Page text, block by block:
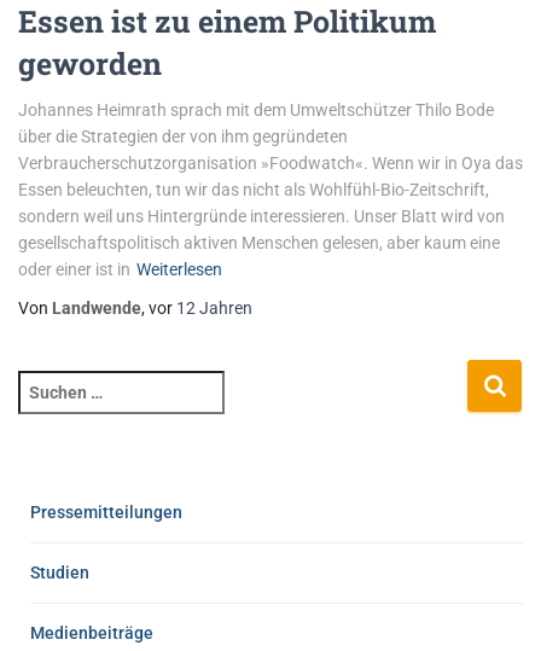
Essen ist zu einem Politikum
geworden
Johannes Heimrath sprach mit dem ­Umweltschützer Thilo Bode
über die ­Strategien der von ihm gegründeten
Verbraucherschutzorganisation »Foodwatch«. Wenn wir in Oya das
Essen beleuchten, tun wir das nicht als Wohlfühl-Bio-Zeitschrift,
sondern weil uns Hintergründe interessieren. Unser Blatt wird von
gesellschafts­politisch aktiven Menschen gelesen, aber kaum eine
oder einer ist in Weiterlesen
Von Landwende, vor 12 Jahren
Pressemitteilungen
Studien
Medienbeiträge